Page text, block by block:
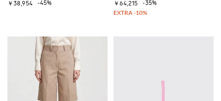
￥38,954
-45%
￥64,215
-35%